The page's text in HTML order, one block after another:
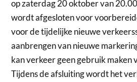
op zaterdag 20 oktober van
wordt afgesloten voor
voor de tijdelijke nieuwe
aanbrengen van nieuwe
kan verkeer geen gebruik maken
Tijdens de afsluiting wordt het